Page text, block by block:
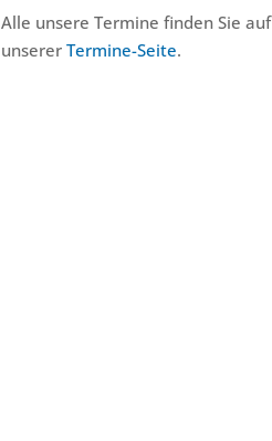
Alle unsere Termine finden Sie auf
unserer Termine-Seite.